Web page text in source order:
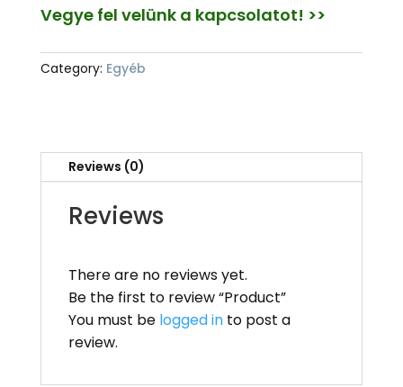
Vegye fel velünk a kapcsolatot! >>
Category: Egyéb
Reviews (0)
Reviews
There are no reviews yet.
Be the first to review “Product”
You must be logged into post a
review.